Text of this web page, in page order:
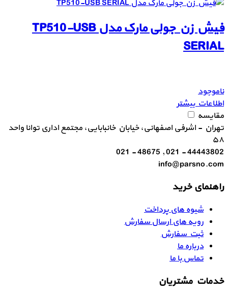
فیش زن جولی مارک مدل TP510-USB
SERIAL
ناموجود
اطلاعات بیشتر
مقایسه
تهران - اشرفی اصفهانی، خیابان خانبابایی، مجتمع اداری توانا واحد
۵۸
44443802 - 021 , 48675 - 021
info@parsno.com
راهنمای خرید
شیوه های پرداخت
رویه های ارسال سفارش
ثبت سفارش
درباره ما
تماس با ما
خدمات مشتریان